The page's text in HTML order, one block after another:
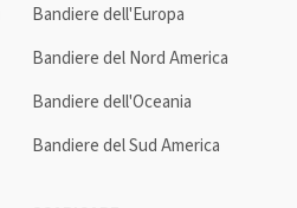
Bandiere dell'Europa
Bandiere del Nord America
Bandiere dell'Oceania
Bandiere del Sud America